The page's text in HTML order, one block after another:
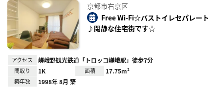
録
京都市右京区
Free Wi-Fi☆バストイレセパレート
♪閑静な住宅街です☆
アクセス 嵯峨野観光鉄道「トロッコ嵯峨駅」徒歩7分
間取り 1K 面積 17.75m²
築年数 1998年 8月 築